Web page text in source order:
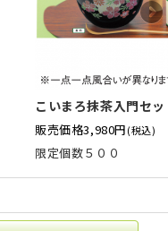
こいまろ抹茶入門セ
販売価格3,980円(税込)
限定個数５００